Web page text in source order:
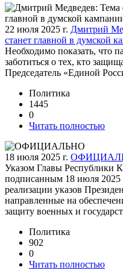
22 июля 2025 г. Дмитрий
станет главной в думской
Необходимо показать, что
заботиться о тех, кто
Председатель «Единой
Политика
1445
0
Читать полностью
18 июля 2025 г.
Указом Главы Республики
подписанным 18 июля 2025
реализации указов
направленные на
защиту военных и
Политика
902
0
Читать полностью